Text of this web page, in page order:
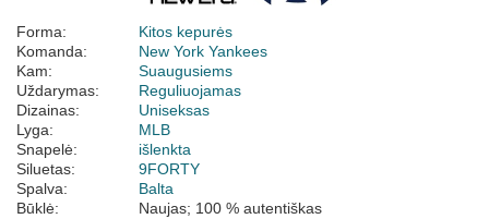
Forma:
Kitos kepurės
Komanda:
New York Yankees
Kam:
Suaugusiems
Uždarymas:
Reguliuojamas
Dizainas:
Uniseksas
Lyga:
MLB
Snapelė:
išlenkta
Siluetas:
9FORTY
Spalva:
Balta
Būklė:
Naujas; 100 % autentiškas